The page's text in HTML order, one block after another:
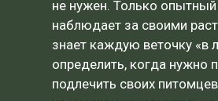
не нужен. Только
наблюдает за своими
знает каждую веточку «в
определить, когда нужно
подлечить своих